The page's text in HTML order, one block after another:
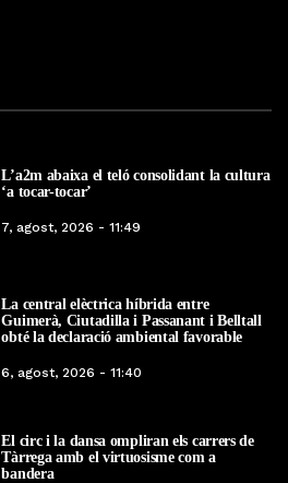
L’a2m abaixa el teló consolidant la cultura
‘a tocar-tocar’
7, agost, 2026 - 11:49
La central elèctrica híbrida entre
Guimerà, Ciutadilla i Passanant i Belltall
obté la declaració ambiental favorable
6, agost, 2026 - 11:40
El circ i la dansa ompliran els carrers de
Tàrrega amb el virtuosisme com a
bandera